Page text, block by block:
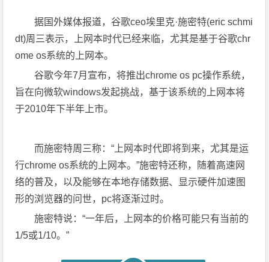
据国外媒体报道，谷歌ceo埃里克·施密特(eric schmi
dt)周三表示，上网本时代已经来临，尤其是基于谷歌chr
ome os系统的上网本。
谷歌今年7月宣布，将推出chrome os pc操作系统，
旨在向微软windows发起挑战，基于该系统的上网本将
于2010年下半年上市。
而施密特周三称：“上网本时代即将到来，尤其是运
行chrome os系统的上网本。”施密特还称，随着高速网
络的普及，以及能够在本地存储数据、显示硬件加速图
形的浏览器的问世，pc将逐渐过时。
施密特说：“一年后，上网本的价格可能只有当前的
1/5或1/10。”